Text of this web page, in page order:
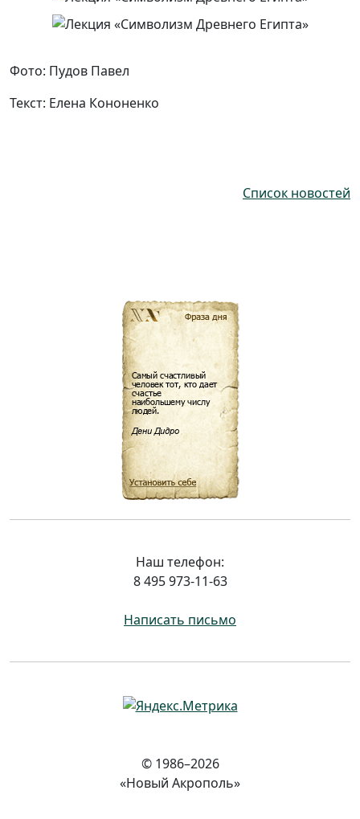
Фото: Пудов Павел
Текст: Елена Кононенко
Список новостей
Наш телефон:
8 495 973-11-63
Написать письмо
© 1986–2026
«Новый Акрополь»